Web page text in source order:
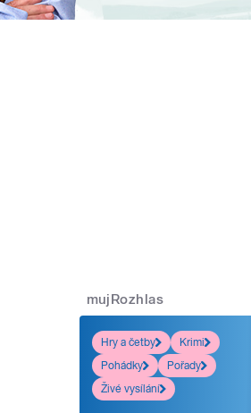
mujRozhlas
Hry a četby
Krimi
Pohádky
Pořady
Živé vysílání